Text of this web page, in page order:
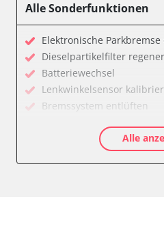
Getriebesteuerung
Informationsanzeige vorne
Klimaanlage
Kombiinstrument
Lenkradwinkel-Sensor
Leuchtweitenregulierung
Motorsteuerung (EMS)
Schlüssellose
Seitenhinderniserkennung
Alle Sonderfunktionen
Elektronische Parkbremse
Dieselpartikelfilter
Batteriewechsel
Lenkwinkelsensor
Bremssystem entlüften
AGR Ventil anlernen
Luftmassenmesser
Alle